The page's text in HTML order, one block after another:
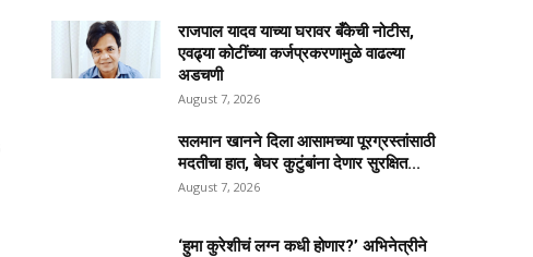
राजपाल यादव याच्या घरावर बँकेची नोटीस,
एवढ्या कोटींच्या कर्जप्रकरणामुळे वाढल्या
अडचणी
August 7, 2026
सलमान खानने दिला आसामच्या पूरग्रस्तांसाठी
मदतीचा हात, बेघर कुटुंबांना देणार सुरक्षित...
August 7, 2026
‘हुमा कुरेशीचं लग्न कधी होणार?’ अभिनेत्रीने